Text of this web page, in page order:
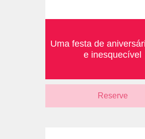
Uma festa de
e inesquecível
Reserve